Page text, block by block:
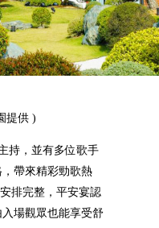
提供 )
持，並有多位歌手
帶來精彩勁歌熱
排完整，平安宴認
場觀眾也能享受舒